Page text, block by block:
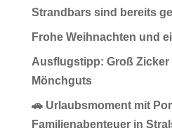
Strandbars sind bereits
Frohe Weihnachten und
Ausflugstipp: Groß Zicker
Mönchguts
🚗 Urlaubsmoment mit
Familienabenteuer in